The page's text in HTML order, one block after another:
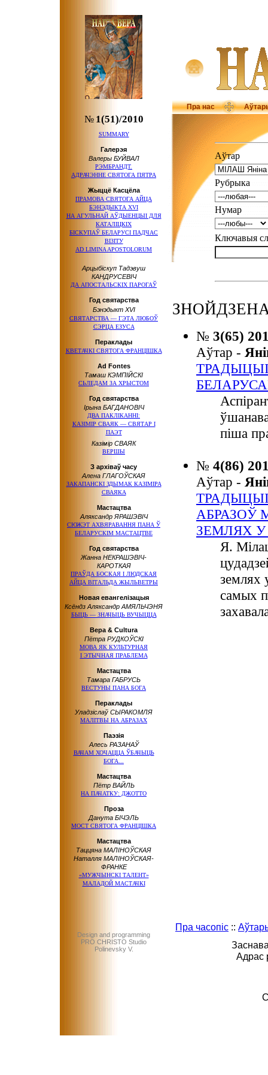
Пра нас
№ 1(51)/2010
SUMMARY
Галерэя
Валеры БУЙВАЛ
РЭМБРАНДТ.
АДРАЧЭННЕ СВЯТОГА ПЯТРА
Жыццё Касцёла
ПРАМОВА СВЯТОГА АЙЦА
БЭНЭДЫКТА XVI
НА АГУЛЬНАЙ АЎДЫЕНЦЫІ ДЛЯ
КАТАЛІЦКІХ
БІСКУПАЎ БЕЛАРУСІ ПАДЧАС
ВІЗІТУ
AD LIMINA APOSTOLORUM
Арцыбіскуп Тадэвуш
КАНДРУСЕВІЧ
ДА АПОСТАЛЬСКІХ ПАРОГАЎ
Год святарства
Бэнэдыкт XVI
СВЯТАРСТВА — ГЭТА ЛЮБОЎ
СЭРЦА ЕЗУСА
Пераклады
КВЕТАЧКІ СВЯТОГА ФРАНЦІШКА
Ad Fontes
Тамаш КЭМПІЙСКІ
СЬЛЕДАМ ЗА ХРЫСТОМ
Год святарства
Ірына БАГДАНОВІЧ
ДВА ПАКЛІКАННІ:
КАЗІМІР СВАЯК — СВЯТАР І
ПАЭТ
Казімір СВАЯК
ВЕРШЫ
З архіваў часу
Алена ГЛАГОЎСКАЯ
ЗАКАПАНСКІ ЗДЫМАК КАЗІМIРА
СВАЯКА
Мастацтва
Аляксандр ЯРАШЭВІЧ
СЮЖЭТ АХВЯРАВАННЯ ПАНА Ў
БЕЛАРУСКІМ МАСТАЦТВЕ
Год святарства
Жанна НЕКРАШЭВІЧ-
КАРОТКАЯ
ПРАЎДА БОСКАЯ І ЛЮДСКАЯ
АЙЦА ВІТАЛЬДА ЖЫЛЬВЕТРЫ
Новая евангелізацыя
Ксёндз Аляксандр АМЯЛЬЧЭНЯ
БЫЦЬ — ЗНАЧЫЦЬ ВУЧЫЦЦА
Вера & Cultura
Пётра РУДКОЎСКІ
МОВА ЯК КУЛЬТУРНАЯ
І ЭТЫЧНАЯ ПРАБЛЕМА
Мастацтва
Тамара ГАБРУСЬ
ВЕСТУНЫ ПАНА БОГА
Пераклады
Уладзіслаў СЫРАКОМЛЯ
МАЛІТВЫ НА АБРАЗАХ
Паэзія
Алесь РАЗАНАЎ
ВАЧАМ ХОЧАЦЦА ЎБАЧЫЦЬ
БОГА...
Мастацтва
Пётр ВАЙЛЬ
НА ПАЧАТКУ: ДЖОТТО
Проза
Данута БІЧЭЛЬ
МОСТ СВЯТОГА ФРАНЦІШКА
Мастацтва
Таццяна МАЛІНОЎСКАЯ
Наталля МАЛІНОЎСКАЯ-
ФРАНКЕ
«МУЖЧЫНСКІ ТАЛЕНТ»
МАЛАДОЙ МАСТАЧКІ
Аўтар
Рубрыка
Нумар
Ключавыя
№ 3(65)
Аўтар -
піша
№ 4(86)
Аўтар -
АБРАЗОЎ
ЗЕМЛЯХ У
Я.
землях
самых
Design and programming
PRO CHRISTO Studio
Polinevsky V.
Пра часопіс ::
Адрас